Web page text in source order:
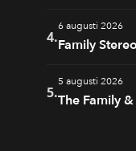
4.
6 augusti 2026
Family
5.
5 augusti 2026
The Family